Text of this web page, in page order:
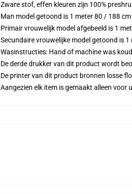
Zware stof, effen kleuren zijn 100%
Man model getoond is 1 meter 80 / 188
Primair vrouwelijk model afgebeeld is 1
Secundaire vrouwelijke model getoond is
Wasinstructies: Hand of machine was
De derde drukker van dit product wordt
De printer van dit product bronnen losse
Aangezien elk item is gemaakt alleen voor